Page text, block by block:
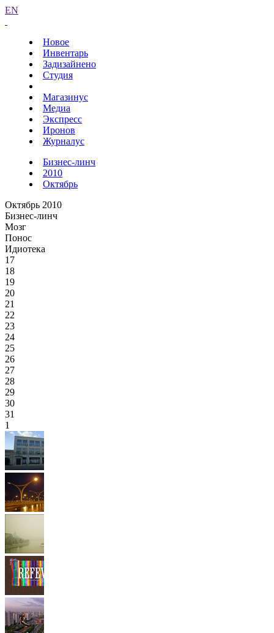
EN
Новое
Инвентарь
Задизайнено
Студия
Магазинус
Медиа
Экспресс
Иронов
Журналус
Бизнес-линч
2010
Октябрь
Октябрь 2010
Бизнес-линч
Мозг
Понос
Идиотека
17
18
19
20
21
22
23
24
25
26
27
28
29
30
31
1